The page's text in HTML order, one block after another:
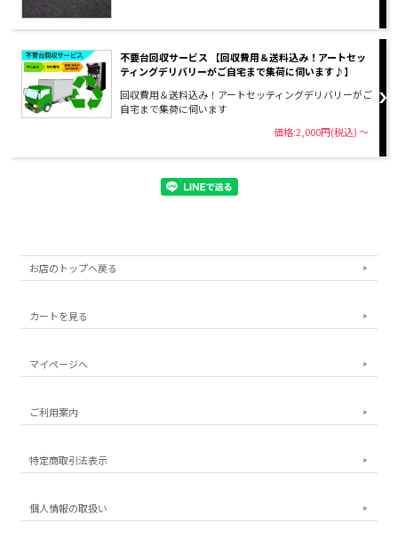
不要台回収サービス 【回収費用＆送料込み！アートセッ
ティングデリバリーがご自宅まで集荷に伺います♪】
回収費用＆送料込み！アートセッティングデリバリーがご
自宅まで集荷に伺います
価格:2,000円(税込)～
お店のトップへ戻る
カートを見る
マイページへ
ご利用案内
特定商取引法表示
個人情報の取扱い